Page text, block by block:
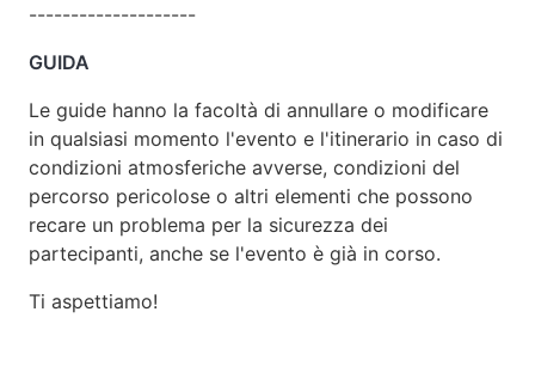
--------------------
GUIDA
Le guide hanno la facoltà di annullare o modificare
in qualsiasi momento l'evento e l'itinerario in caso di
condizioni atmosferiche avverse, condizioni del
percorso pericolose o altri elementi che possono
recare un problema per la sicurezza dei
partecipanti, anche se l'evento è già in corso.
Ti aspettiamo!